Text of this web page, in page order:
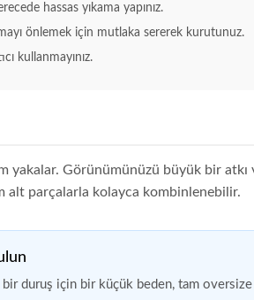
hassas yıkama yapınız.
önlemek için mutlaka sererek kurutunuz.
kullanmayınız.
yakalar. Görünümünüzü büyük bir
alt parçalarla kolayca kombinlenebilir.
duruş için bir küçük beden, tam